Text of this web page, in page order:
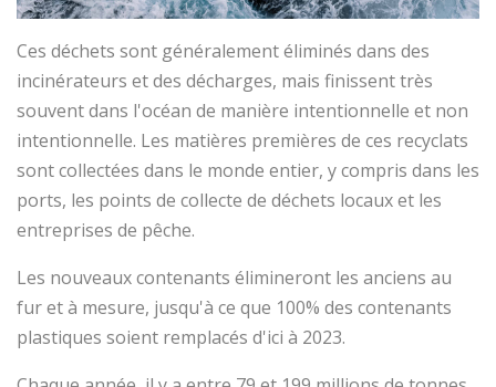
Ces déchets sont généralement éliminés dans des
incinérateurs et des décharges, mais finissent très
souvent dans l'océan de manière intentionnelle et non
intentionnelle. Les matières premières de ces recyclats
sont collectées dans le monde entier, y compris dans les
ports, les points de collecte de déchets locaux et les
entreprises de pêche.
Les nouveaux contenants élimineront les anciens au
fur et à mesure, jusqu'à ce que 100% des contenants
plastiques soient remplacés d'ici à 2023.